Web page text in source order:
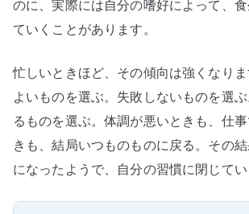
のに、実際には自分の嗜好によって、
ていくことがあります。
忙しいときほど、その傾向は強くなり
よいものを選ぶ。失敗しないものを選
るものを選ぶ。体調が悪いときも、仕
きも、結局いつものものに戻る。その
になったようで、自分の習慣に閉じてい